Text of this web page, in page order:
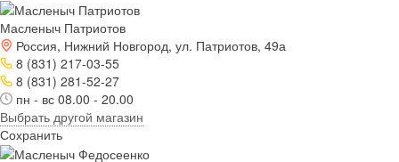
Масленыч Патриотов
Россия, Нижний Новгород, ул. Патриотов, 49а
8 (831) 217-03-55
8 (831) 281-52-27
пн - вс 08.00 - 20.00
Выбрать другой магазин
Сохранить